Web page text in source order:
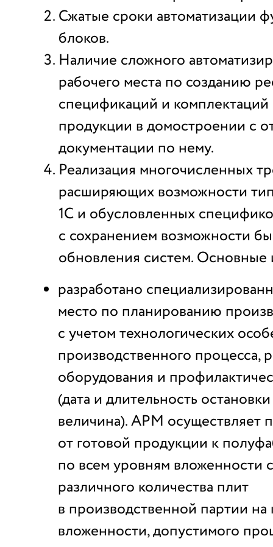
Сжатые сроки автоматизации
блоков.
Наличие сложного
рабочего места по созданию
спецификаций и комплектаций
продукции в домостроении с
документации по нему.
Реализация многочисленных
расширяющих возможности
1С и обусловленных
с сохранением возможности
обновления систем. Основные
разработано
место по планированию
с учетом технологических
производственного процесса,
оборудования и
(дата и длительность
величина). АРМ осуществляет
от готовой продукции к
по всем уровням вложенности
различного количества плит
в производственной партии
вложенности, допустимого